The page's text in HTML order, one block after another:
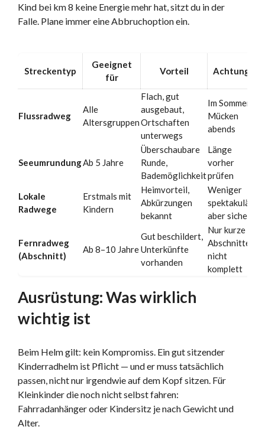
Kind bei km 8 keine Energie mehr hat, sitzt du in der
Falle. Plane immer eine Abbruchoption ein.
Streckentyp
Geeignet
für
Vorteil Achtung
Flussradweg
Alle
Altersgruppen
Flach, gut
ausgebaut,
Ortschaften
unterwegs
Im Sommer
Mücken
abends
SeeumrundungAb 5 Jahre
Überschaubare
Runde,
Bademöglichkeit
Länge
vorher
prüfen
Lokale
Radwege
Erstmals mit
Kindern
Heimvorteil,
Abkürzungen
bekannt
Weniger
spektakulär,
aber sicher
Fernradweg
(Abschnitt)
Ab 8–10 Jahre
Gut beschildert,
Unterkünfte
vorhanden
Nur kurze
Abschnitte,
nicht
komplett
Ausrüstung: Was wirklich
wichtig ist
Beim Helm gilt: kein Kompromiss. Ein gut sitzender
Kinderradhelm ist Pflicht — und er muss tatsächlich
passen, nicht nur irgendwie auf dem Kopf sitzen. Für
Kleinkinder die noch nicht selbst fahren:
Fahrradanhänger oder Kindersitz je nach Gewicht und
Alter.